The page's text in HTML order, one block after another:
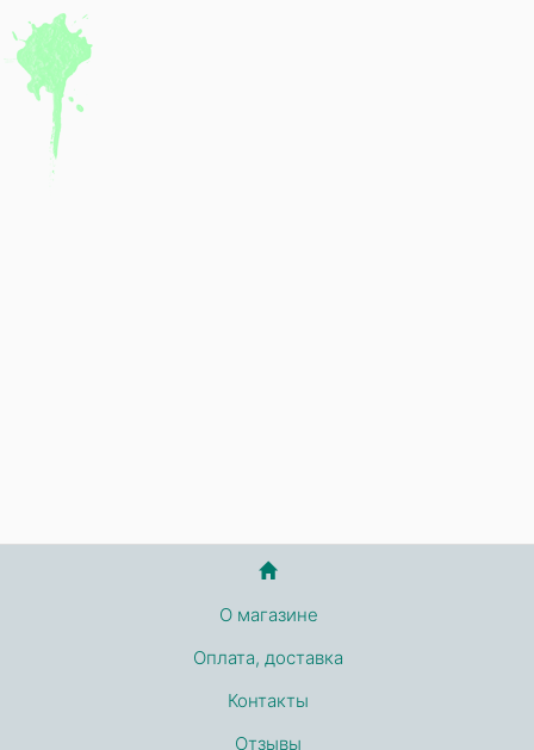
О магазине
Оплата, доставка
Контакты
Отзывы